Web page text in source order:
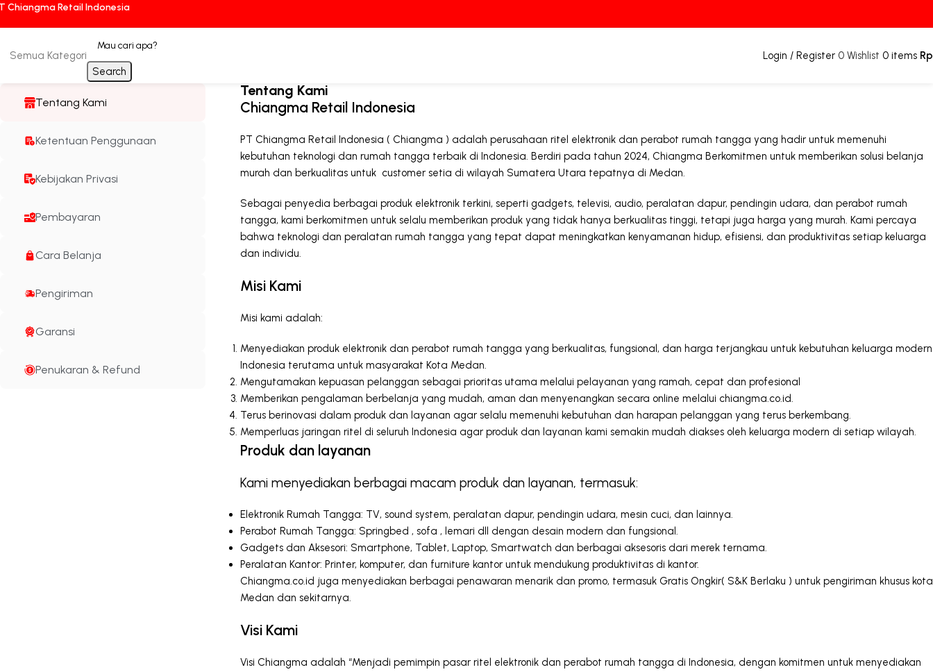
Chiangma Retail Indonesia
Semua Kategori
Search
Login / Register 0 Wishlist 0 items Rp
Tentang Kami
Ketentuan Penggunaan
Kebijakan Privasi
Pembayaran
Cara Belanja
Pengiriman
Garansi
Penukaran & Refund
Tentang Kami
Chiangma Retail Indonesia
PT Chiangma Retail Indonesia ( Chiangma ) adalah perusahaan ritel elektronik dan perabot rumah tangga yang hadir untuk memenuhi
kebutuhan teknologi dan rumah tangga terbaik di Indonesia. Berdiri pada tahun 2024, Chiangma Berkomitmen untuk memberikan solusi belanja
murah dan berkualitas untuk customer setia di wilayah Sumatera Utara tepatnya di Medan.
Sebagai penyedia berbagai produk elektronik terkini, seperti gadgets, televisi, audio, peralatan dapur, pendingin udara, dan perabot rumah
tangga, kami berkomitmen untuk selalu memberikan produk yang tidak hanya berkualitas tinggi, tetapi juga harga yang murah. Kami percaya
bahwa teknologi dan peralatan rumah tangga yang tepat dapat meningkatkan kenyamanan hidup, efisiensi, dan produktivitas setiap keluarga
dan individu.
Misi Kami
Misi kami adalah:
Menyediakan produk elektronik dan perabot rumah tangga yang berkualitas, fungsional, dan harga terjangkau untuk kebutuhan keluarga modern
Indonesia terutama untuk masyarakat Kota Medan.
Mengutamakan kepuasan pelanggan sebagai prioritas utama melalui pelayanan yang ramah, cepat dan profesional
Memberikan pengalaman berbelanja yang mudah, aman dan menyenangkan secara online melalui chiangma.co.id.
Terus berinovasi dalam produk dan layanan agar selalu memenuhi kebutuhan dan harapan pelanggan yang terus berkembang.
Memperluas jaringan ritel di seluruh Indonesia agar produk dan layanan kami semakin mudah diakses oleh keluarga modern di setiap wilayah.
Produk dan layanan
Kami menyediakan berbagai macam produk dan layanan, termasuk:
Elektronik Rumah Tangga: TV, sound system, peralatan dapur, pendingin udara, mesin cuci, dan lainnya.
Perabot Rumah Tangga: Springbed , sofa , lemari dll dengan desain modern dan fungsional.
Gadgets dan Aksesori: Smartphone, Tablet, Laptop, Smartwatch dan berbagai aksesoris dari merek ternama.
Peralatan Kantor: Printer, komputer, dan furniture kantor untuk mendukung produktivitas di kantor.
Chiangma.co.id juga menyediakan berbagai penawaran menarik dan promo, termasuk Gratis Ongkir( S&K Berlaku ) untuk pengiriman khusus kota
Medan dan sekitarnya.
Visi Kami
Visi Chiangma adalah “Menjadi pemimpin pasar ritel elektronik dan perabot rumah tangga di Indonesia, dengan komitmen untuk menyediakan